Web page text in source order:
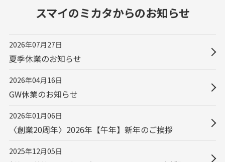
スマイのミカタからのお知らせ
2026年07月27日
夏季休業のお知らせ
2026年04月16日
GW休業のお知らせ
2026年01月06日
〈創業20周年〉2026年【午年】新年のご挨拶
2025年12月05日